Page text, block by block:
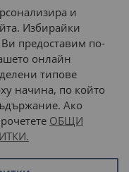
с:
транспорт
и
Избирайки
Ви предоставим по-
онлайн
типове
начина, по който
Ако
ОБЩИ